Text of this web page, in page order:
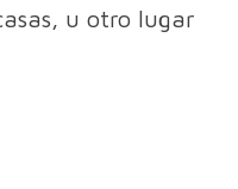
u otro lugar